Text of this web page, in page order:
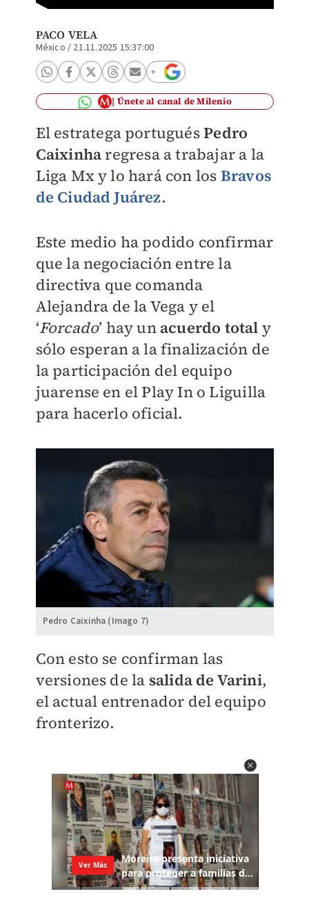
PACO VELA
México / 21.11.2025 15:37:00
Únete al canal de Milenio
El estratega portuguésPedro
Caixinharegresa a trabajar a la
Liga Mx y lo hará con los Bravos
de Ciudad Juárez.
Este medio ha podido confirmar
que la negociación entre la
directiva que comanda
Alejandra de la Vega y el
‘Forcado’ hay un acuerdo total y
sólo esperan a la finalización de
la participación del equipo
juarense en el Play In o Liguilla
para hacerlo oficial.
Pedro Caixinha (Imago 7)
Con esto se confirman las
versiones de la salida de Varini,
el actual entrenador del equipo
fronterizo.